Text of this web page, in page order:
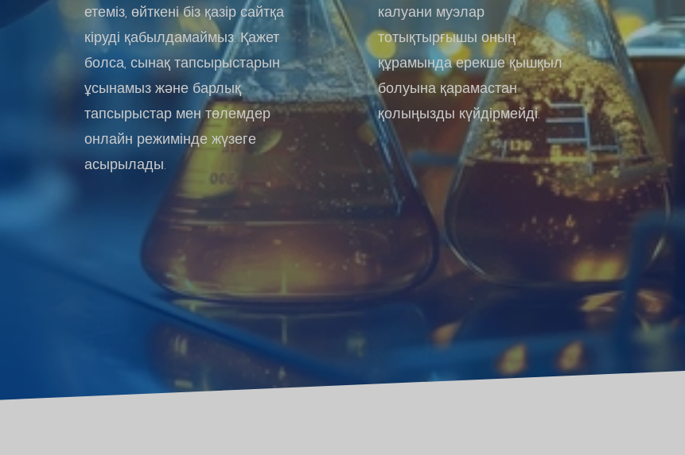
етеміз, өйткені біз қазір сайтқа
кіруді қабылдамаймыз. Қажет
болса, сынақ тапсырыстарын
ұсынамыз және барлық
тапсырыстар мен төлемдер
онлайн режимінде жүзеге
асырылады.
калуани муэлар
тотықтырғышы оның
құрамында ерекше қышқыл
болуына қарамастан
қолыңызды күйдірмейді.